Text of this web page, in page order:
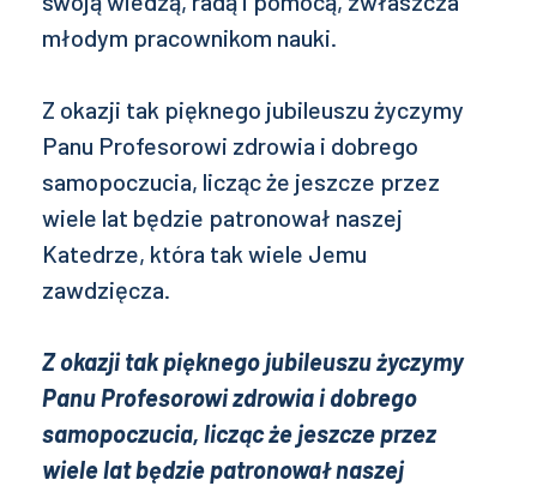
młodym pracownikom nauki.
Z okazji tak pięknego jubileuszu życzymy
Panu Profesorowi zdrowia i dobrego
samopoczucia, licząc że jeszcze przez
wiele lat będzie patronował naszej
Katedrze, która tak wiele Jemu
zawdzięcza.
Z okazji tak pięknego jubileuszu życzymy
Panu Profesorowi zdrowia i dobrego
samopoczucia, licząc że jeszcze przez
wiele lat będzie patronował naszej